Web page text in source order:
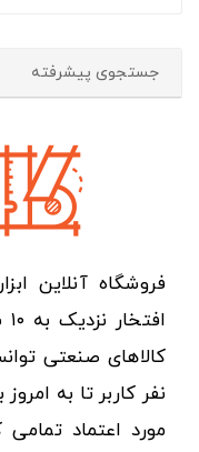
جستجوی پیشرفته
فروشگاه آنلاین
نفر کاربر تا به
مورد اعتماد تمامی